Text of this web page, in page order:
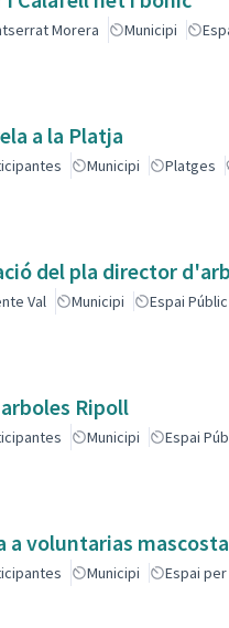
Morera Municipi
a la Platja
Municipi Platges
del pla director
Val Municipi Espai Públic
Ripoll
Municipi Espai
a voluntarias
Municipi Espai